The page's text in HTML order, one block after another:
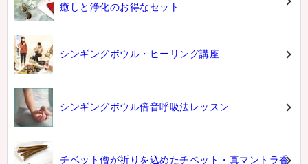
癒しと浄化のお得なセット
シンギングボウル・ヒーリング講座
シンギングボウル倍音呼吸法レッスン
チベット僧が祈りを込めたチベット・真マントラ香